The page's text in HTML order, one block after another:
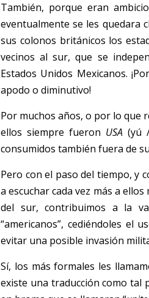
También, porque eran
eventualmente se les quedara
sus colonos británicos los
vecinos al sur, que se
Estados Unidos Mexicanos.
apodo o diminutivo!
Por muchos años, o por lo que
ellos siempre fueron USA (yú
consumidos también fuera de
Pero con el paso del tiempo, y
a escuchar cada vez más a
del sur, contribuimos a la
“americanos”, cediéndoles el
evitar una posible invasión
Sí, los más formales les
existe una traducción como tal